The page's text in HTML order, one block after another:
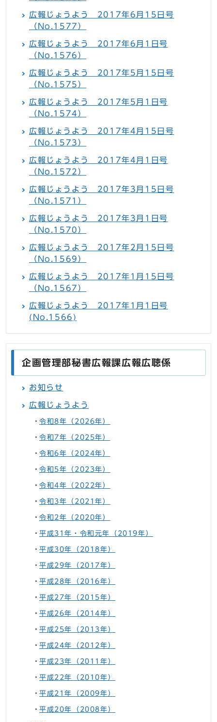
広報じょうよう 2017年6月15日号
（No.1577）
広報じょうよう 2017年6月1日号
（No.1576）
広報じょうよう 2017年5月15日号
（No.1575）
広報じょうよう 2017年5月1日号
（No.1574）
広報じょうよう 2017年4月15日号
（No.1573）
広報じょうよう 2017年4月1日号
（No.1572）
広報じょうよう 2017年3月15日号
（No.1571）
広報じょうよう 2017年3月1日号
（No.1570）
広報じょうよう 2017年2月15日号
（No.1569）
広報じょうよう 2017年1月15日号
（No.1567）
広報じょうよう 2017年1月1日号
(No.1566)
企画管理部秘書広報課広報広聴係
お知らせ
広報じょうよう
令和8年（2026年）
令和7年（2025年）
令和6年（2024年）
令和5年（2023年）
令和4年（2022年）
令和3年（2021年）
令和2年（2020年）
平成31年・令和元年（2019年）
平成30年（2018年）
平成29年（2017年）
平成28年（2016年）
平成27年（2015年）
平成26年（2014年）
平成25年（2013年）
平成24年（2012年）
平成23年（2011年）
平成22年（2010年）
平成21年（2009年）
平成20年（2008年）